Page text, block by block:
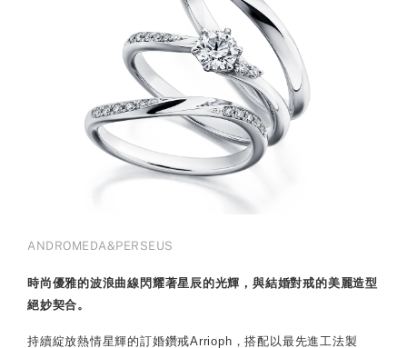
ANDROMEDA&PERSEUS
時尚優雅的波浪曲線閃耀著星辰的光輝，與結婚對戒的美麗造型
絕妙契合。
持續綻放熱情星輝的訂婚鑽戒Arrioph，搭配以最先進工法製